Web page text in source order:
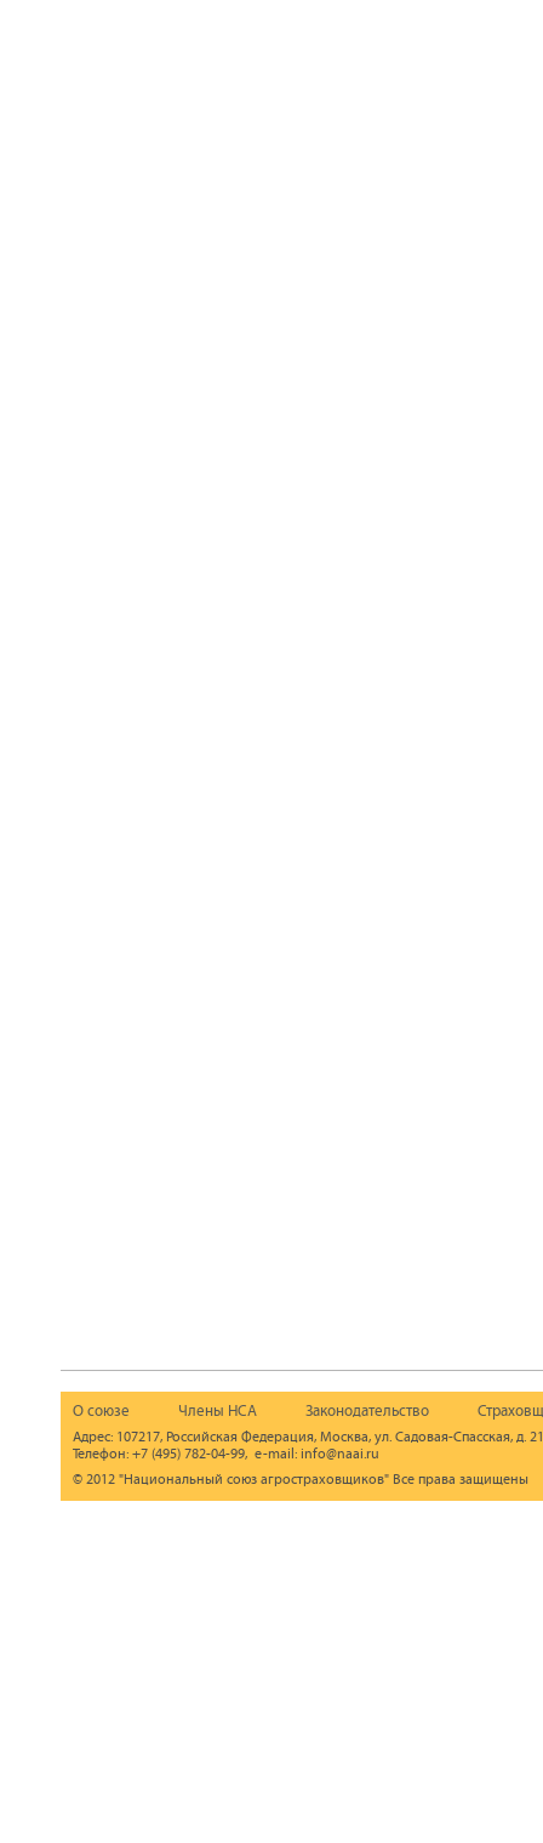
О союзе Члены НСА Законодательство
Адрес: 107217, Российская Федерация, Москва, ул. Садовая-Спасская, д.
Телефон: +7 (495) 782-04-99, e-mail: info@naai.ru
© 2012 "Национальный союз агростраховщиков" Все права защищены